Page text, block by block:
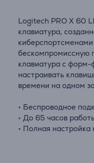
Logitech PRO X 60
клавиатура,
бескомпромиссную
клавиатура с форм-
настраивать
времени на одном
• Беспроводное
• До 65 часов
• Полная настройка